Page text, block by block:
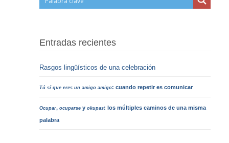
Entradas recientes
Rasgos lingüísticos de una celebración
Tú sí que eres un amigo amigo: cuando repetir es comunicar
Ocupar,ocuparse yokupas: los múltiples caminos de una misma
palabra